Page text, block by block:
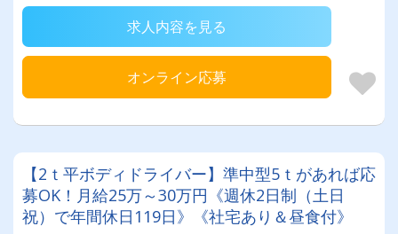
求人内容を見る
オンライン応募
【2ｔ平ボディドライバー】準中型5ｔがあれば応
募OK！月給25万～30万円《週休2日制（土日
祝）で年間休日119日》《社宅あり＆昼食付》